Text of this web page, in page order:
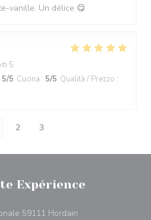
vanille. Un délice 😋
5
5/5 Cucina : 5/5 Qualità / Prezzo :
2 3
Expérience
59111 Hordain